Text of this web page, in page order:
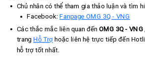
Chủ nhân có thể tham gia thảo luận và tìm
Facebook:Fanpage OMG 3Q - VNG
Các thắc mắc liên quan đếnOMG 3Q - VNG
trang Hỗ Trợhoặc liên hệ trực tiếp đến
hỗ trợ tốt nhất.